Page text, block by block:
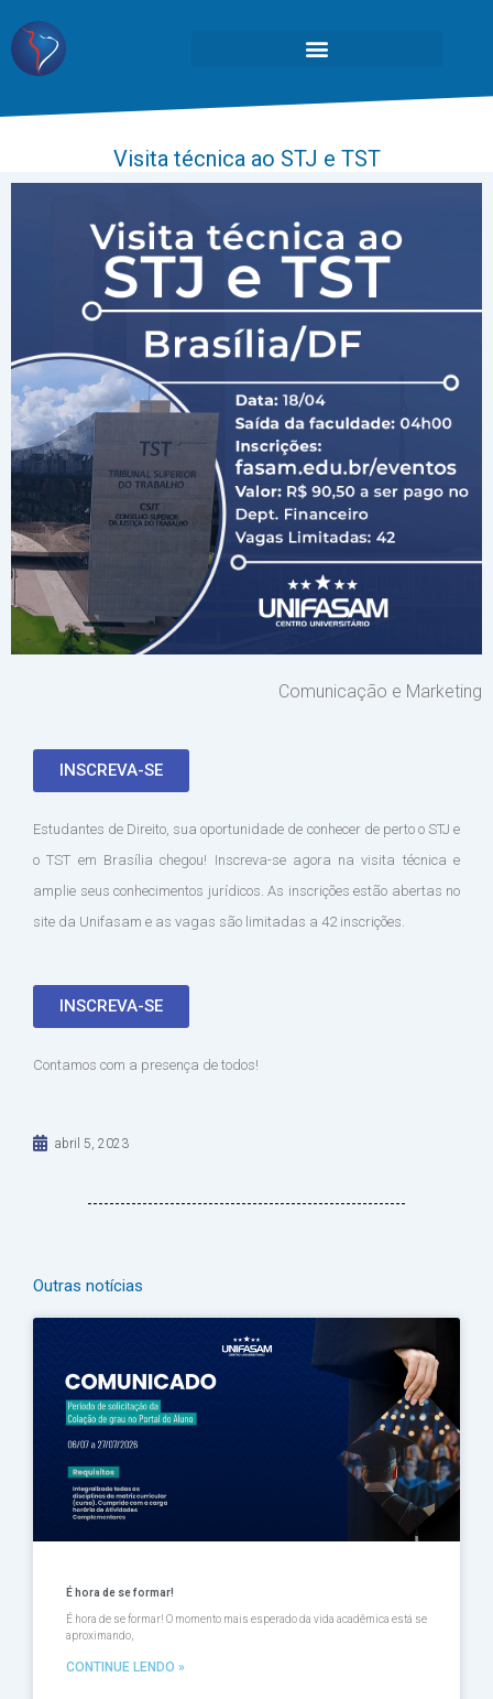
Visita técnica ao STJ e TST
Comunicação e Marketing
INSCREVA-SE
Estudantes de Direito, sua oportunidade de conhecer de perto o STJ e
o TST em Brasília chegou! Inscreva-se agora na visita técnica e
amplie seus conhecimentos jurídicos. As inscrições estão abertas no
site da Unifasam e as vagas são limitadas a 42 inscrições.
INSCREVA-SE
Contamos com a presença de todos!
abril 5, 2023
Outras notícias
É hora de se formar!
É hora de se formar! O momento mais esperado da vida acadêmica está se
aproximando,
CONTINUE LENDO »
PáginaPágina
PáginaPáginaPágina